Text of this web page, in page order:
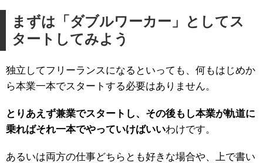
まずは「ダブルワーカー」としてス
タートしてみよう
独立してフリーランスになるといっても、何もはじめか
ら本業一本でスタートする必要はありません。
とりあえず兼業でスタートし、その後もし本業が軌道に
乗ればそれ一本でやっていけばいいわけです。
あるいは両方の仕事どちらとも好きな場合や、上で書い